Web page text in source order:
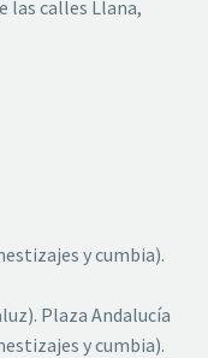
las calles Llana,
y cumbia).
Plaza Andalucía
y cumbia).